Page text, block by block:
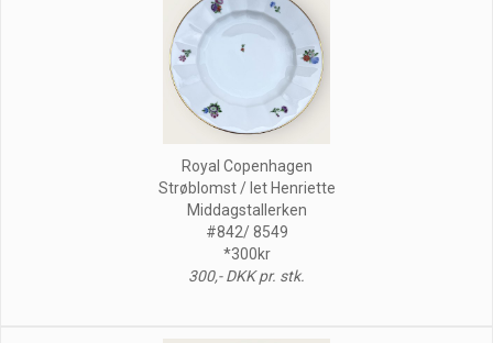
Royal Copenhagen
Strøblomst / let Henriette
Middagstallerken
#842/ 8549
*300kr
300,- DKK pr. stk.